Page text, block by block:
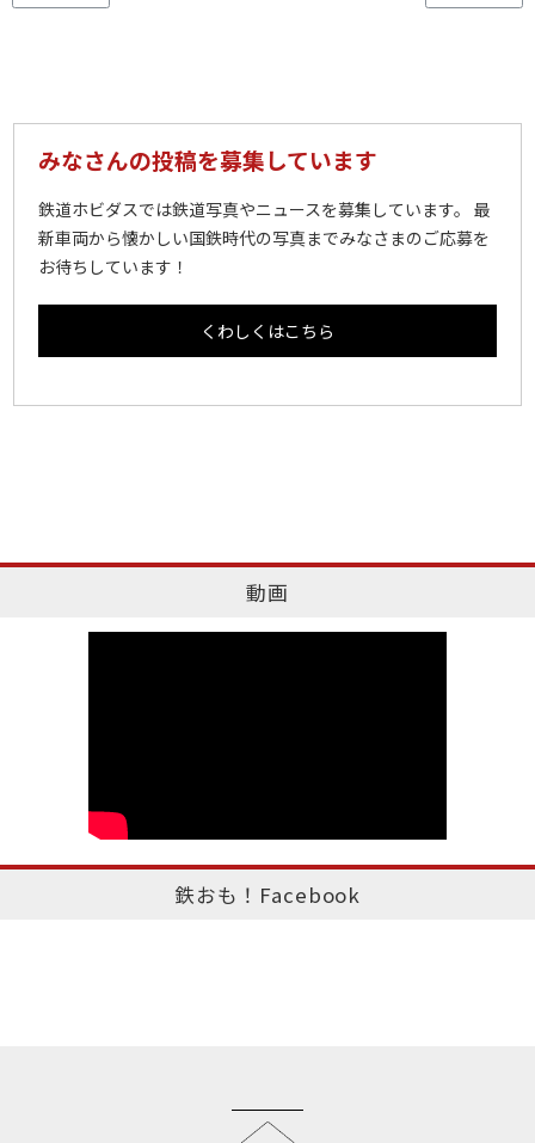
みなさんの投稿を募集しています
鉄道ホビダスでは鉄道写真やニュースを募集しています。 最
新車両から懐かしい国鉄時代の写真までみなさまのご応募を
お待ちしています！
くわしくはこちら
動画
鉄おも！Facebook